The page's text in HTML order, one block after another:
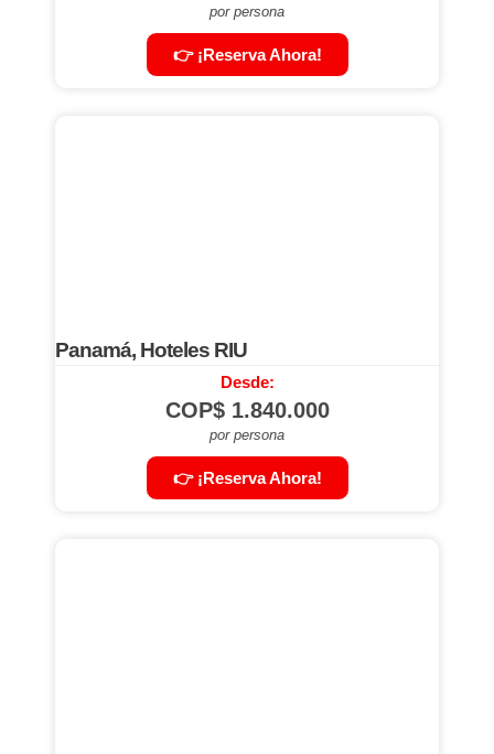
por persona
👉 ¡Reserva Ahora!
Panamá, Hoteles RIU
Desde:
COP$1.840.000
por persona
👉 ¡Reserva Ahora!